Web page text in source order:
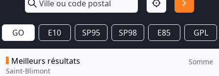
GO E10 SP95 SP98 E85 GPL
Meilleurs résultats
Saint-Blimont
Somme